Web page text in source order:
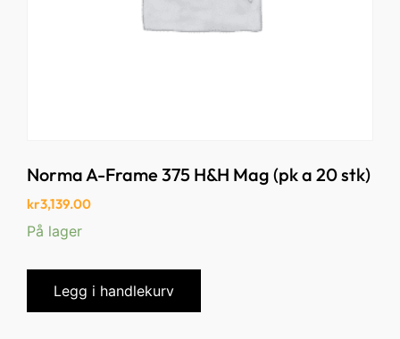
Norma A-Frame 375 H&H Mag (pk a 20 stk)
kr3,139.00
På lager
Legg i handlekurv